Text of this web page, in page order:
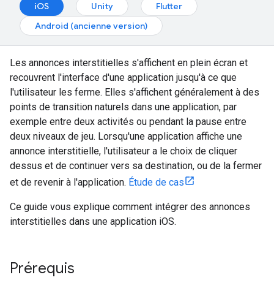
iOS
Unity
Flutter
Android (ancienne version)
Les annonces interstitielles s'affichent en plein écran et
recouvrent l'interface d'une application jusqu'à ce que
l'utilisateur les ferme. Elles s'affichent généralement à des
points de transition naturels dans une application, par
exemple entre deux activités ou pendant la pause entre
deux niveaux de jeu. Lorsqu'une application affiche une
annonce interstitielle, l'utilisateur a le choix de cliquer
dessus et de continuer vers sa destination, ou de la fermer
et de revenir à l'application. Étude de cas
Ce guide vous explique comment intégrer des annonces
interstitielles dans une application iOS.
Prérequis